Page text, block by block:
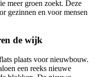
meer groen zoekt. Deze
gezinnen en voor mensen
de wijk
plaats voor nieuwbouw.
een reeks nieuwe